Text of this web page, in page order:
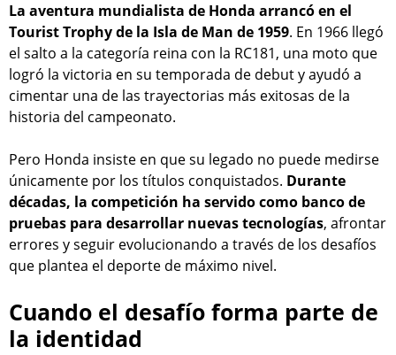
La aventura mundialista de Honda arrancó en el
Tourist Trophy de la Isla de Man de 1959. En 1966 llegó
el salto a la categoría reina con la RC181, una moto que
logró la victoria en su temporada de debut y ayudó a
cimentar una de las trayectorias más exitosas de la
historia del campeonato.
Pero Honda insiste en que su legado no puede medirse
únicamente por los títulos conquistados. Durante
décadas, la competición ha servido como banco de
pruebas para desarrollar nuevas tecnologías, afrontar
errores y seguir evolucionando a través de los desafíos
que plantea el deporte de máximo nivel.
Cuando el desafío forma parte de
la identidad